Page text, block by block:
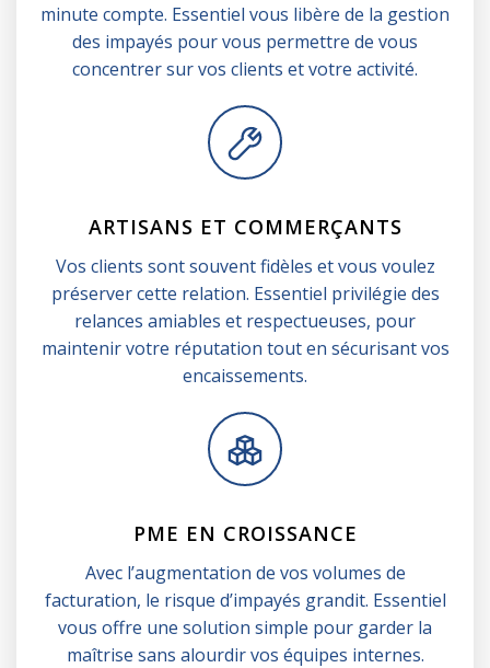
minute compte. Essentiel vous libère de la gestion
des impayés pour vous permettre de vous
concentrer sur vos clients et votre activité.
ARTISANS ET COMMERÇANTS
Vos clients sont souvent fidèles et vous voulez
préserver cette relation. Essentiel privilégie des
relances amiables et respectueuses, pour
maintenir votre réputation tout en sécurisant vos
encaissements.
PME EN CROISSANCE
Avec l’augmentation de vos volumes de
facturation, le risque d’impayés grandit. Essentiel
vous offre une solution simple pour garder la
maîtrise sans alourdir vos équipes internes.